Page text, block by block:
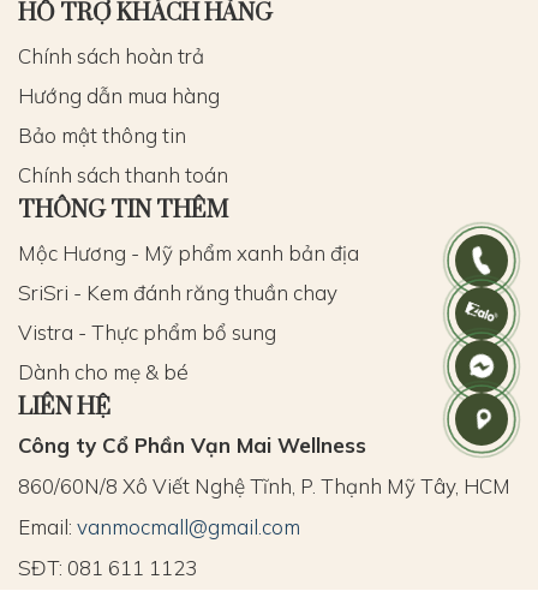
HỖ TRỢ KHÁCH HÀNG
Chính sách hoàn trả
Hướng dẫn mua hàng
Bảo mật thông tin
Chính sách thanh toán
THÔNG TIN THÊM
Mộc Hương - Mỹ phẩm xanh bản địa
SriSri - Kem đánh răng thuần chay
Vistra - Thực phẩm bổ sung
Dành cho mẹ & bé
LIÊN HỆ
Công ty Cổ Phần Vạn Mai Wellness
860/60N/8 Xô Viết Nghệ Tĩnh, P. Thạnh Mỹ Tây, HCM
Email: vanmocmall@gmail.com
SĐT: 081 611 1123